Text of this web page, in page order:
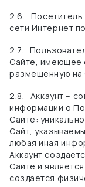
2.6.
сети Интернет
2.7.
Сайте, имеющее
размещенную на
2.8.
Аккаунт –
информации о
Сайте:
Сайт,
любая иная
Аккаунт
Сайте и
создается